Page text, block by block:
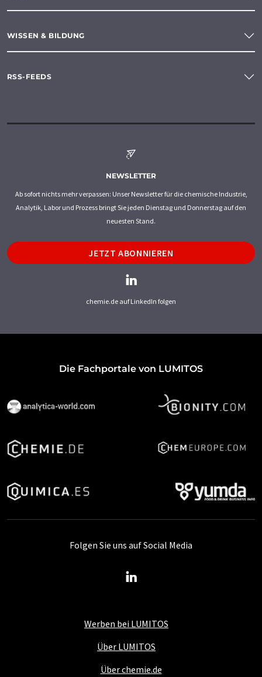
WISSEN & BILDUNG
RSS-FEEDS
NEWSLETTER
Ab sofort nichts mehr verpassen: Unser Newsletter für die chemische Industrie,
Analytik, Labor und Prozess bringt Sie jeden Dienstag und Donnerstag auf den
neuesten Stand.
JETZT ABONNIEREN
chemie.de auf LinkedIn folgen
Die Fachportale von LUMITOS
Werben bei LUMITOS
Über LUMITOS
Über chemie.de
Folgen Sie uns auf Social Media